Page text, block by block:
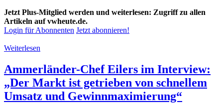
Jetzt Plus-Mitglied werden und weiterlesen: Zugriff zu allen
Artikeln auf vwheute.de.
Login für Abonnenten Jetzt abonnieren!
Weiterlesen
Ammerländer-Chef Eilers im Interview:
„Der Markt ist getrieben von schnellem
Umsatz und Gewinnmaximierung“